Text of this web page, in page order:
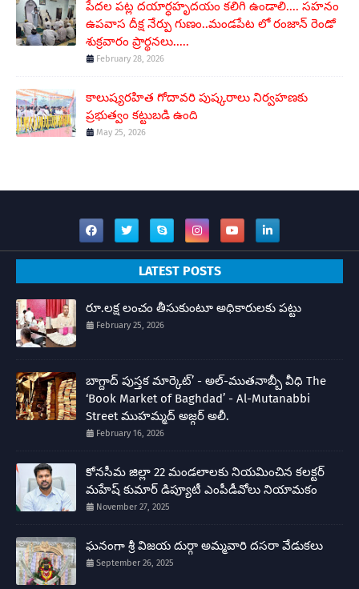
పేదల పట్ల దయార్ధహృదయం కలిగి ఉండాలి.... సహనం
ఉపవాస దీక్ష నేర్పు గుణం..మండపేట లో రంజాన్ రెండో
శుక్రవారం ప్రార్థనలు.....
February 28, 2026
కాలుష్యరహిత గోదావరి పుష్కరాలు నిర్వహణకు
ప్రభుత్వం కట్టుబడి ఉంది
May 25, 2026
LATEST POSTS
రూ.లక్ష లంచం తీసుకుంటూ అధికారులకు పట్టు
February 25, 2026
బాగ్దాద్ పుస్తక మార్కెట్’ - అల్-ముతనాబ్బీ వీధి The
‘Book Market of Baghdad’ - Al-Mutanabbi
Street ముహమ్మద్ అజ్గర్ అలీ.
February 16, 2026
కోనసీమ జిల్లా 22 మండలాలకు నియమించిన కలక్టర్
మహేష్ కుమార్ డిప్యూటీ ఎంపీడీవోలు నియామకం
November 27, 2025
ఘనంగా శ్రీ విజయ దుర్గా అమ్మవారి దసరా వేడుకలు
September 26, 2025